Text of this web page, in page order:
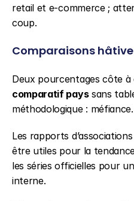
retail et e-commerce ;
coup.
Comparaisons
comparatif pays sans
méthodologique : méfiance.
Les rapports
être utiles pour la
les séries officielles pour
interne.